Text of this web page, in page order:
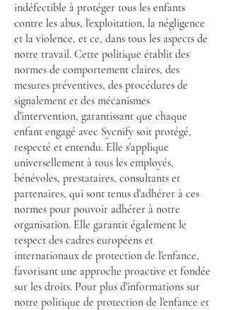
indéfectible à protéger tous les enfants
contre les abus, l'exploitation, la négligence
et la violence, et ce, dans tous les aspects de
notre travail. Cette politique établit des
normes de comportement claires, des
mesures préventives, des procédures de
signalement et des mécanismes
d'intervention, garantissant que chaque
enfant engagé avec Sycnify soit protégé,
respecté et entendu. Elle s'applique
universellement à tous les employés,
bénévoles, prestataires, consultants et
partenaires, qui sont tenus d'adhérer à ces
normes pour pouvoir adhérer à notre
organisation. Elle garantit également le
respect des cadres européens et
internationaux de protection de l'enfance,
favorisant une approche proactive et fondée
sur les droits. Pour plus d'informations sur
notre politique de protection de l'enfance et